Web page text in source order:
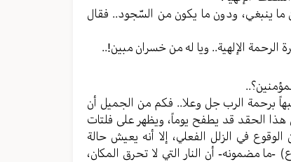
ودون ما يكون من السّجود.. فقال
الإلهية.. ويا له من خسران مبين!..
برحمة الرب جل وعلا.. فكم من الجميل أن
الحقد قد يطفح يوماً، ويظهر على فلتات
في الزلل الفعلي، إلا أنه يعيش حالة
-ما مضمونه- أن النار التي لا تحرق المكان،